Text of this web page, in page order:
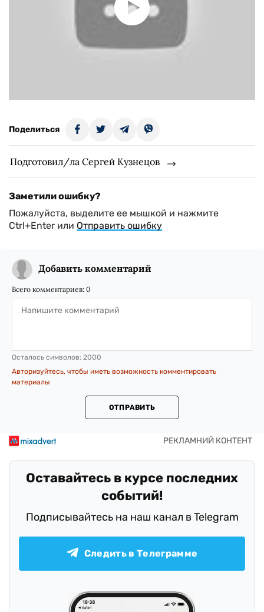
Поделиться
Подготовил/ла Сергей Кузнецов
Заметили ошибку?
Пожалуйста, выделите ее мышкой и нажмите
Ctrl+Enter или Отправить ошибку
Добавить комментарий
Всего комментариев: 0
Осталось символов: 2000
Авторизуйтесь, чтобы иметь возможность комментировать
материалы
ОТПРАВИТЬ
Оставайтесь в курсе последних
событий!
Подписывайтесь на наш канал в Telegram
Следить в Телеграмме